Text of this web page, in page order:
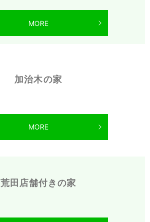
MORE
加治木の家
MORE
荒田店舗付きの家